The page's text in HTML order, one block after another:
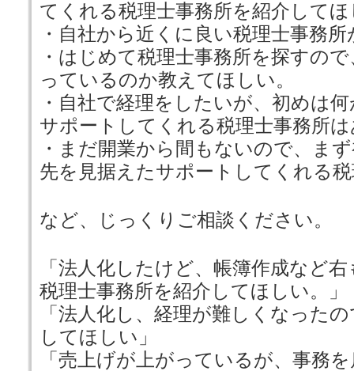
てくれる税理士事務所を紹介して
・自社から近くに良い税理士事務
・はじめて税理士事務所を探すの
っているのか教えてほしい。
・自社で経理をしたいが、初めは
サポートしてくれる税理士事務所
・まだ開業から間もないので、ま
先を見据えたサポートしてくれる
など、じっくりご相談ください。
「法人化したけど、帳簿作成など
税理士事務所を紹介してほしい。」
「法人化し、経理が難しくなった
してほしい」
「売上げが上がっているが、事務